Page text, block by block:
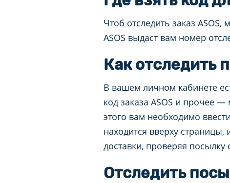
Чтоб отследить заказ
ASOS выдаст вам номер
Как отследить
В вашем личном кабинете
код заказа ASOS и прочее
этого вам необходимо
находится вверху
доставки, проверяя
Отследить